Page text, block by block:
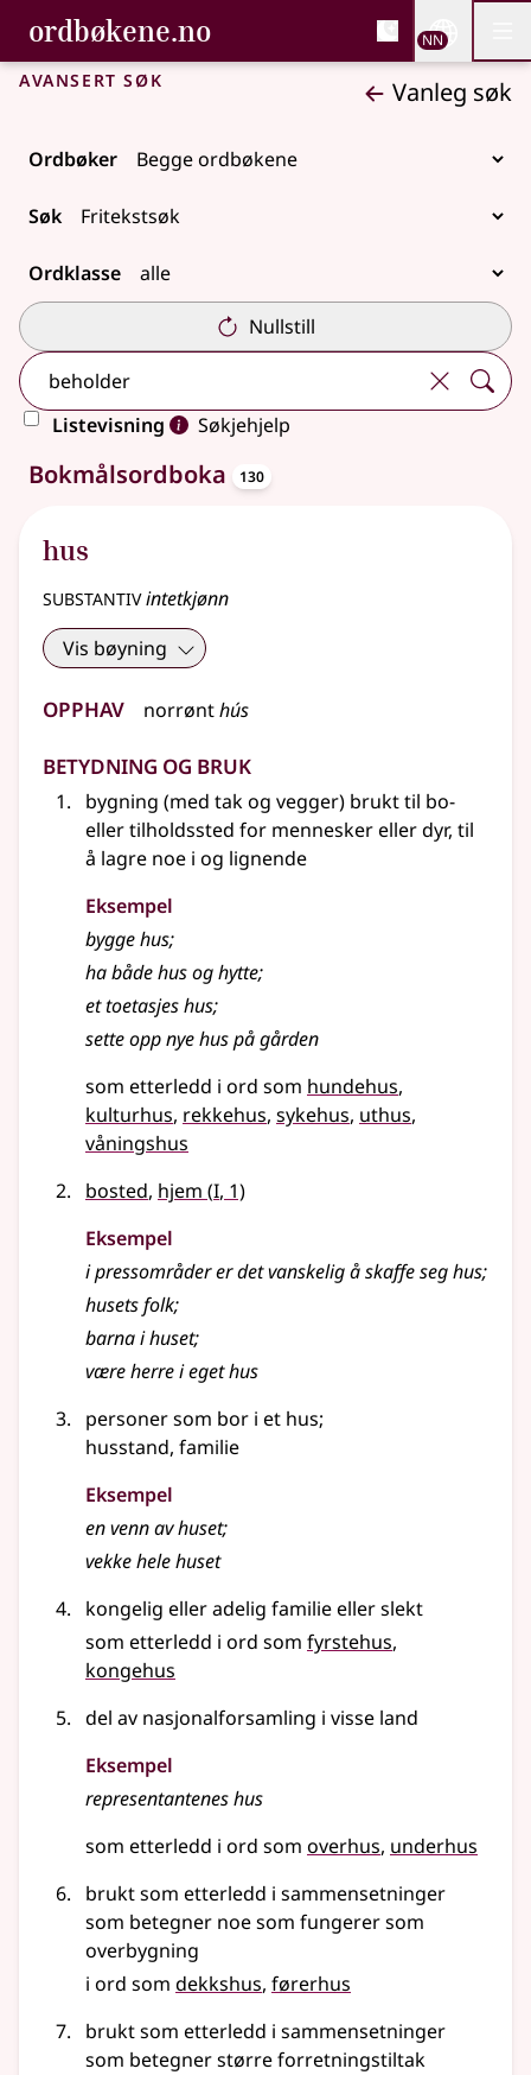
Gå til hovudinnhald
Tilgjenge
ordbøkene.no, Bokmålsordboka og
Bokmålsordboka og Nynorskordboka
NN
Avansert søk Vanleg søk
Ordbøker
Søk
Ordklasse
Nullstill
Listevisning
Søkjehjelp
130 treff
Bokmålsordboka 130
hus
substantivintetkjønn
Vis bøyning
Opphav norrønthús
Betydning og bruk
bygning (med tak og vegger) brukt til bo-
eller tilholdssted for mennesker eller dyr, til
å lagre noe i og lignende
Eksempel
bygge hus;
ha bådehusog hytte;
et toetasjeshus;
sette opp nyehuspå gården
som etterledd i ord som hundehus
kulturhus rekkehus sykehus uthus
våningshus
bosted, hjem (1
I, 1)
Eksempel
i pressområder er det vanskelig å skaffe seghus;
husetsfolk;
barna ihuset;
være herre i eget hus
personer som bor i et hus;
husstand, familie
Eksempel
en venn avhuset;
vekke helehuset
kongelig eller adelig familie eller slekt
som etterledd i ord som fyrstehus
kongehus
del av nasjonalforsamling i visse land
Eksempel
representanteneshus
som etterledd i ord som overhus underhus
brukt som etterledd i sammensetninger
som betegner noe som fungerer som
overbygning
i ord som dekkshus førerhus
brukt som etterledd i sammensetninger
som betegner større forretningstiltak